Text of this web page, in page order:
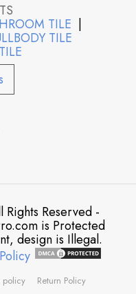
TILE |
TILE
Reserved -
is Protected
design is Illegal.
policy
Return Policy